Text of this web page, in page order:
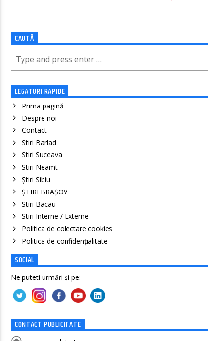
CAUTĂ
LEGATURI RAPIDE
Prima pagină
Despre noi
Contact
Stiri Barlad
Stiri Suceava
Stiri Neamt
Știri Sibiu
ȘTIRI BRAȘOV
Stiri Bacau
Stiri Interne / Externe
Politica de colectare cookies
Politica de confidenţialitate
SOCIAL
Ne puteti urmări și pe:
CONTACT PUBLICITATE